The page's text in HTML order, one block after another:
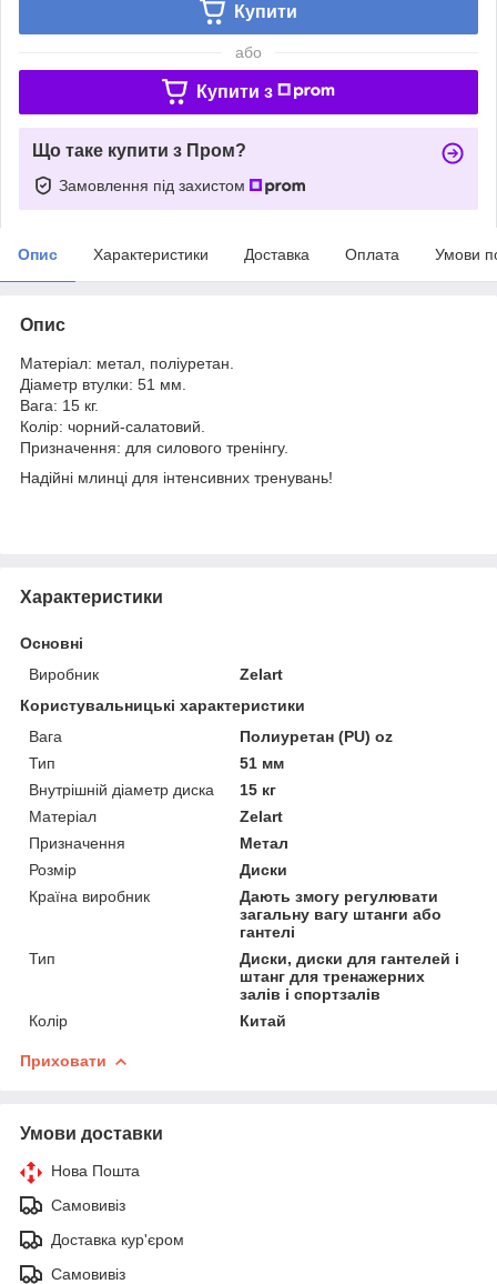
Купити
або
Купити з
Що таке купити з Пром?
Замовлення під захистом
Опис Характеристики Доставка Оплата Умови
Опис
Матеріал: метал, поліуретан.
Діаметр втулки: 51 мм.
Вага: 15 кг.
Колір: чорний-салатовий.
Призначення: для силового тренінгу.
Надійні млинці для інтенсивних тренувань!
Характеристики
Основні
Виробник
Zelart
Користувальницькі характеристики
Вага
Полиуретан (PU) oz
Тип
51 мм
Внутрішній діаметр диска
15 кг
Матеріал
Zelart
Призначення
Метал
Розмір
Диски
Країна виробник
Дають змогу регулювати
загальну вагу штанги або
гантелі
Тип
Диски, диски для гантелей і
штанг для тренажерних
залів і спортзалів
Колір
Китай
Приховати
Умови доставки
Нова Пошта
Самовивіз
Доставка кур'єром
Самовивіз